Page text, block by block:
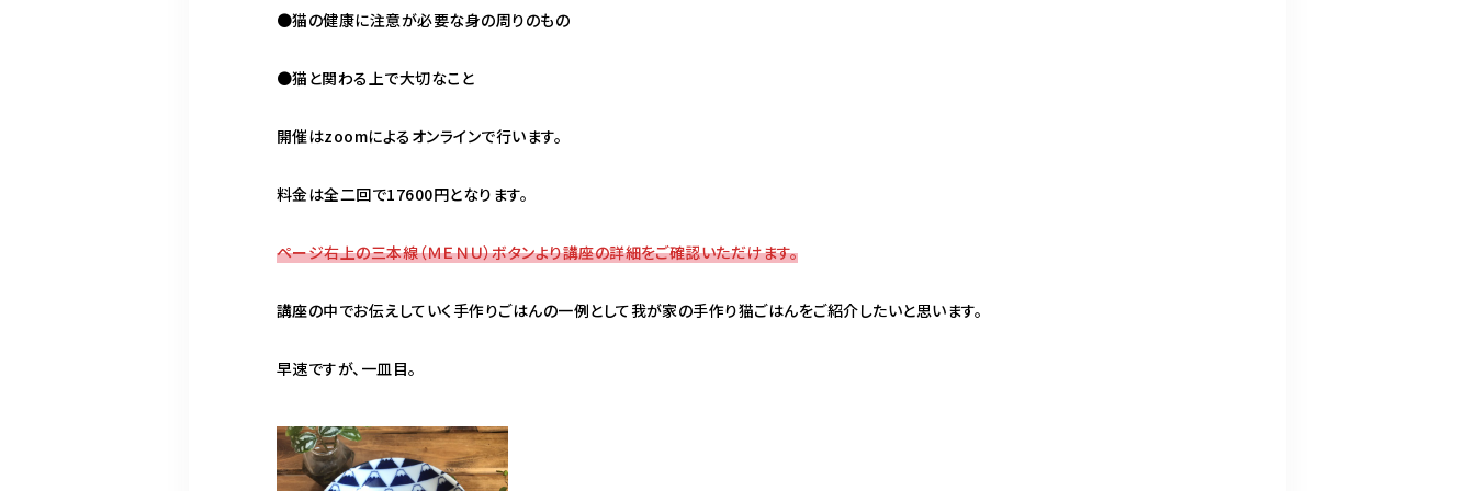
●猫の健康に注意が必要な身の周りのもの
●猫と関わる上で大切なこと
開催はzoomによるオンラインで行います。
料金は全二回で17600円となります。
ページ右上の三本線（ＭＥＮＵ）ボタンより講座の詳細をご確認いただけます。
講座の中でお伝えしていく手作りごはんの一例として我が家の手作り猫ごはんをご紹介したいと思います。
早速ですが、一皿目。